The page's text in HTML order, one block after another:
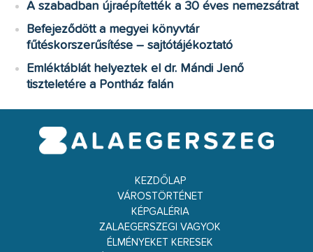
A szabadban újraépítették a 30 éves nemezsátrat
Befejeződött a megyei könyvtár
fűtéskorszerűsítése – sajtótájékoztató
Emléktáblát helyeztek el dr. Mándi Jenő
tiszteletére a Pontház falán
KEZDŐLAP
VÁROSTÖRTÉNET
KÉPGALÉRIA
ZALAEGERSZEGI VAGYOK
ÉLMÉNYEKET KERESEK